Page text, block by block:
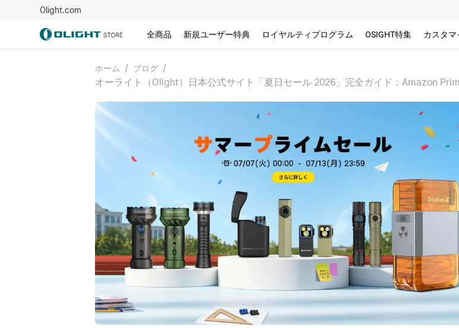
Olight.com
全商品 新規ユーザー特典 ロイヤルティプログラム OSIGHT特集 カスタマ
ホーム / ブログ /
オーライト（Olight）日本公式サイト「夏日セール 2026」完全ガイド：Amazon